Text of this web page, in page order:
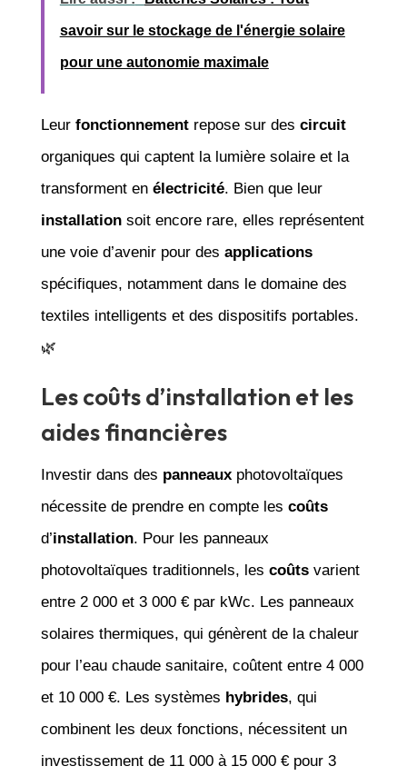
savoir sur le stockage de l'énergie solaire
pour une autonomie maximale
Leur fonctionnementrepose sur des circuit
organiques qui captent la lumière solaire et la
transforment en électricité. Bien que leur
installationsoit encore rare, elles représentent
une voie d’avenir pour des applications
spécifiques, notamment dans le domaine des
textiles intelligents et des dispositifs portables.
🌿
Les coûts d’installation et les
aides financières
Investir dans des panneauxphotovoltaïques
nécessite de prendre en compte les coûts
d’installation. Pour les panneaux
photovoltaïques traditionnels, les coûtsvarient
entre 2 000 et 3 000 € par kWc. Les panneaux
solaires thermiques, qui génèrent de la chaleur
pour l’eau chaude sanitaire, coûtent entre 4 000
et 10 000 €. Les systèmes hybrides, qui
combinent les deux fonctions, nécessitent un
investissement de 11 000 à 15 000 € pour 3